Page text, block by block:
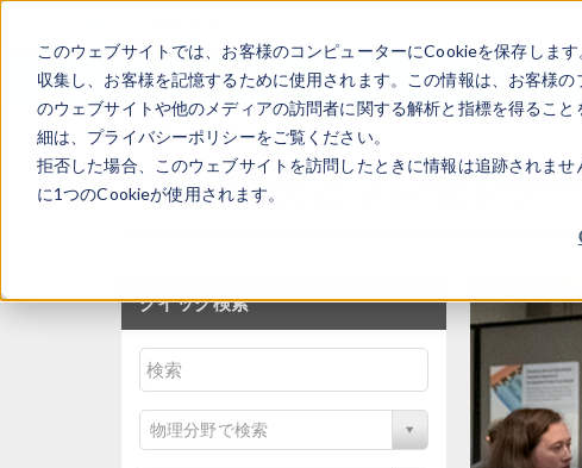
このウェブサイトでは、お客様のコンピューターにCookieを保存しま
収集し、お客様を記憶するために使用されます。この情報は、お客様
のウェブサイトや他のメディアの訪問者に関する解析と指標を得るこ
細は、プライバシーポリシーをご覧ください。
拒否した場合、このウェブサイトを訪問したときに情報は追跡されま
に1つのCookieが使用されます。技術論文とプレゼンテ
クイック検索
物理分野で検索